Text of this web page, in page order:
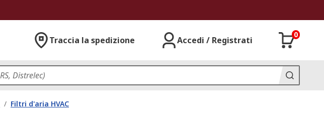
Traccia la spedizione Accedi / Registrati
0
/ Filtri d'aria HVAC